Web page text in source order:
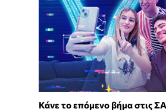
Κάνε το επόμενο βήμα στις